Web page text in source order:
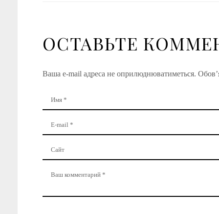
ОСТАВЬТЕ
Ваша e-mail адреса не оприлюднюватиметься.